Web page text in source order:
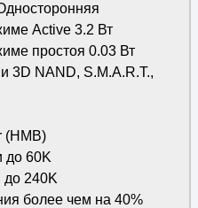
Active 3.2 Вт
простоя 0.03 Вт
3D NAND, S.M.A.R.T.,
(HMB)
до 60K
до 240K
более чем на 40%